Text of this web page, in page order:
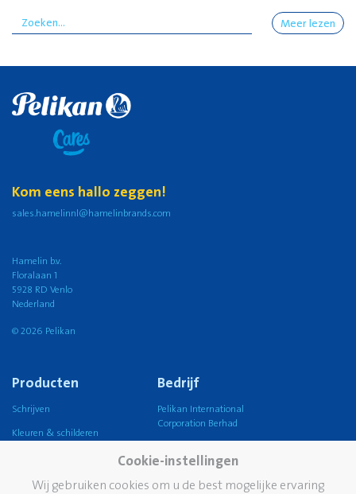
Meer lezen
Kom eens hallo zeggen!
sales.hamelinnl@hamelinbrands.com
Hamelin b.v.
Floralaan 1
5928 RD Venlo
Nederland
© 2026 Pelikan
Producten
Schrijven
Kleuren & schilderen
Lijmen
Bedrijf
Pelikan International
Corporation Berhad
Pelikan wereldwijd
Cookie-instellingen
Wij gebruiken cookies om u de best mogelijke ervaring